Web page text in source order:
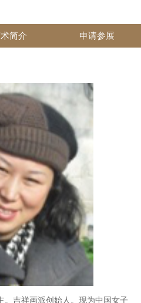
简介 申请参展
吉祥画派创始人。现为中国女子